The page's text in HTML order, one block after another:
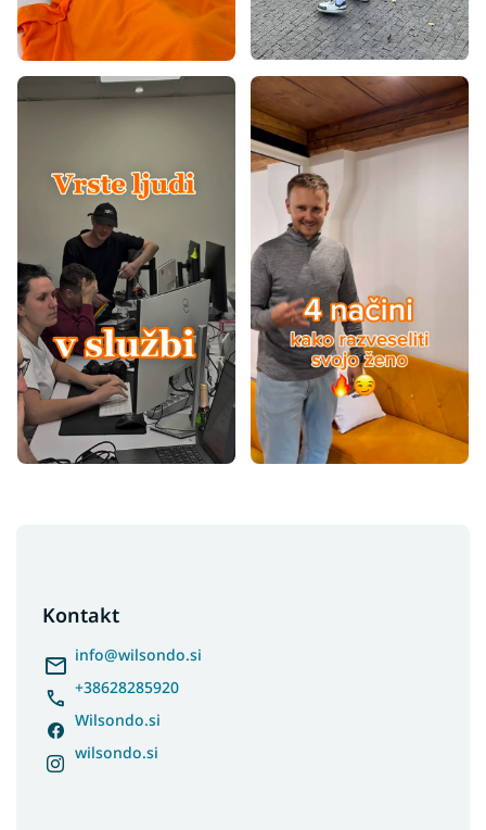
Kontakt
info@wilsondo.si
+38628285920
Wilsondo.si
wilsondo.si